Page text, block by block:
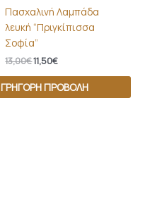
Πασχαλινή Λαμπάδα
λευκή “Πριγκίπισσα
Σοφία”
13,00€11,50€
ΓΡΉΓΟΡΗ ΠΡΟΒΟΛΉ